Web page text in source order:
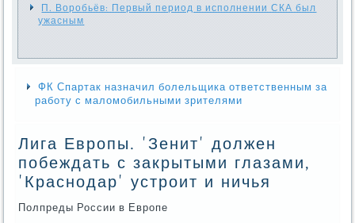
П. Воробьёв: Первый период в исполнении СКА был
ужасным
ФК Спартак назначил болельщика ответственным за
работу с маломобильными зрителями
Лига Европы. 'Зенит' должен
побеждать с закрытыми глазами,
'Краснодар' устроит и ничья
Полпреды России в Еврοпе